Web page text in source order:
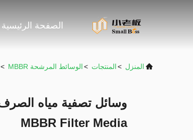
الصفحة الرئيسية
المنزل >المنتجات >الوسائط المرشحة MBBR >
MBBR Filter Media